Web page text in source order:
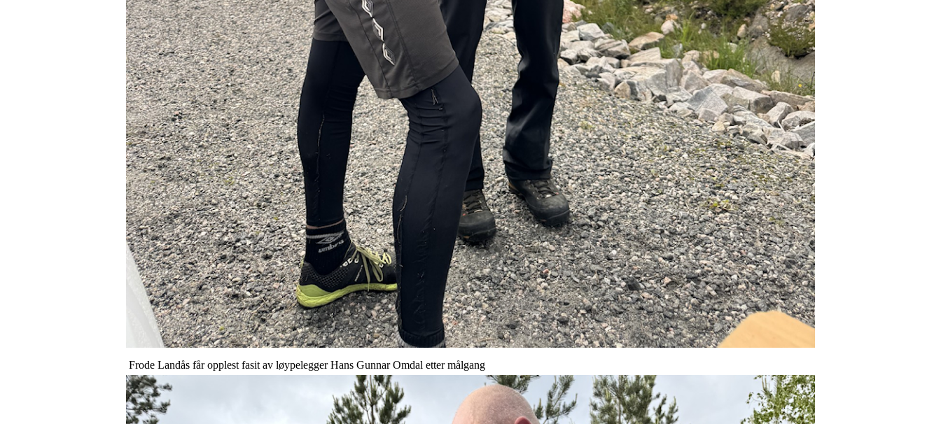
Frode Landås får opplest fasit av løypelegger Hans Gunnar Omdal etter målgang